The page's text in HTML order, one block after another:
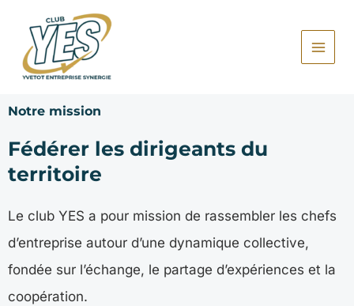
contenu
Notre mission
Fédérer les dirigeants du
territoire
Le club YES a pour mission de rassembler les chefs
d’entreprise autour d’une dynamique collective,
fondée sur l’échange, le partage d’expériences et la
coopération.